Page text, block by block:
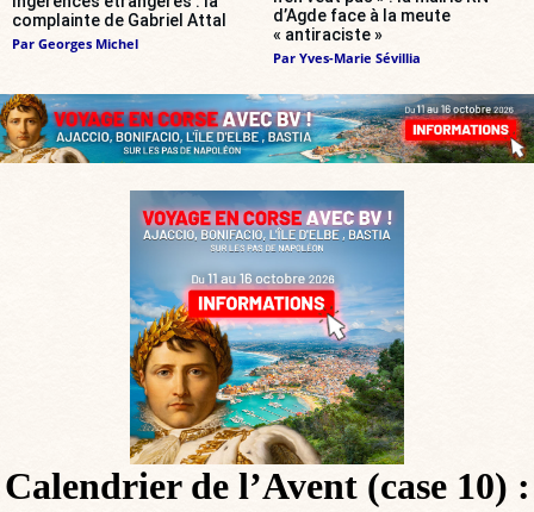
complainte de Gabriel Attal
Par Georges Michel
d’Agde face à la meute
« antiraciste »
Par Yves-Marie Sévillia
Calendrier de l’Avent (case 10) :